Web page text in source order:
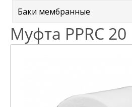
Баки мембранные
Муфта PPRC 20